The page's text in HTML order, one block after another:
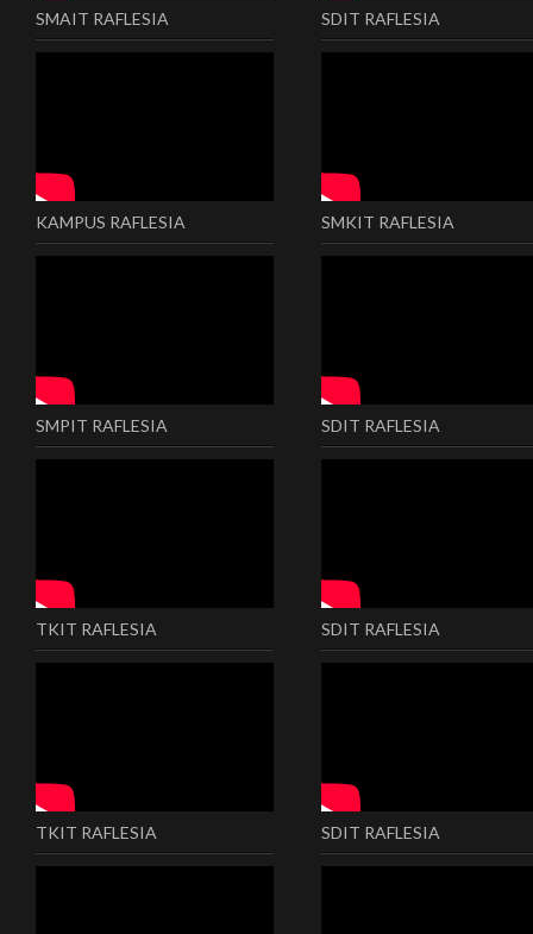
SMAIT RAFLESIA
KAMPUS RAFLESIA
SMPIT RAFLESIA
TKIT RAFLESIA
TKIT RAFLESIA
SDIT RAFLESIA
SMKIT RAFLESIA
SDIT RAFLESIA
SDIT RAFLESIA
SDIT RAFLESIA